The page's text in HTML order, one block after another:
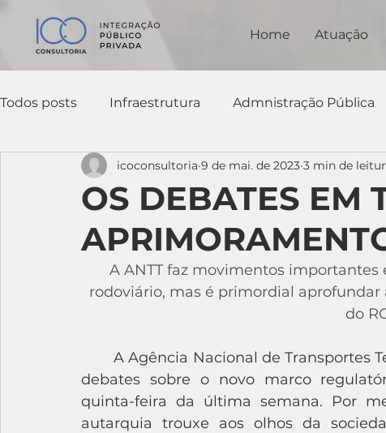
Home Atuação
Todos posts Infraestrutura Admnistração Pública
Negociação Controle TCU
OS DEBATES EM
icoconsultoria 9 de mai. de 2023 3 min de
A ANTT faz movimentos
rodoviário, mas é primordial aprofundar
do
	A Agência Nacional de Transportes Terrestres (ANTT) avançou em relação aos
debates sobre o novo marco
quinta-feira da última semana. Por
autarquia trouxe aos olhos da